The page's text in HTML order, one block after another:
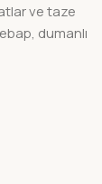
ve taze
dumanlı